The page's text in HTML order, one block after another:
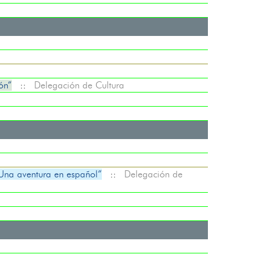
:: Delegación de Cultura
aventura en español” :: Delegación de